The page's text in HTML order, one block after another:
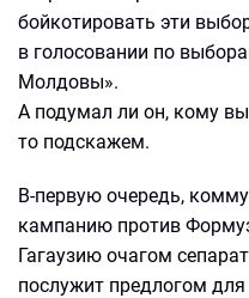
бойкотировать эти
в голосовании по
Молдовы».
А подумал ли он, кому
то подскажем.
В-первую очередь,
кампанию против
Гагаузию очагом
послужит предлогом